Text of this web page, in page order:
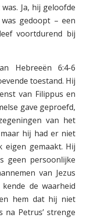
Ja, hij geloofde
gedoopt – een
voortdurend bij
Hebreeën 6:4-6
toestand. Hij
van Filippus en
gave geproefd,
van het
hij had er niet
eigen gemaakt. Hij
geen persoonlijke
van Jezus
de waarheid
hem dat hij niet
na Petrus’ strenge